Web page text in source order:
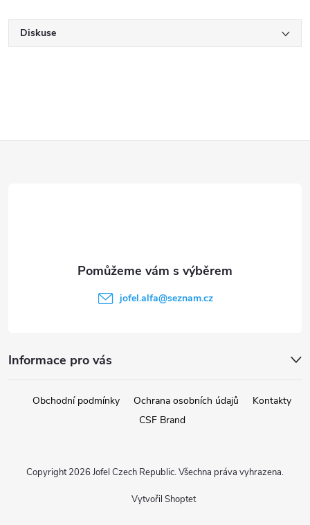
Diskuse
Informace pro vás
jofel.alfa@seznam.cz
Obchodní podmínky Ochrana osobních údajů
Kontakty
CSF Brand
Vytvořil Shoptet
Copyright 2026 Jofel Czech Republic. Všechna práva vyhrazena.